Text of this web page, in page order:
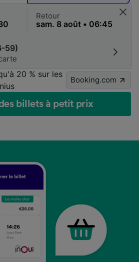
Retour
59)
20 % sur les
Booking.com
billets à petit prix